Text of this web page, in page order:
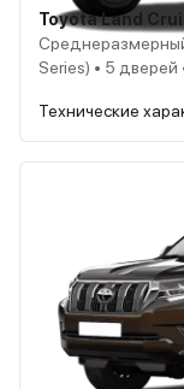
Toyota Land
Series) • 5 дверей
Технические